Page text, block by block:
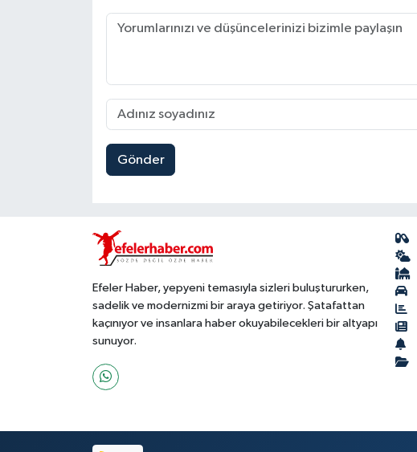
Gönder
Efeler Haber, yepyeni temasıyla sizleri buluştururken,
sadelik ve modernizmi bir araya getiriyor. Şatafattan
kaçınıyor ve insanlara haber okuyabilecekleri bir altyapı
sunuyor.